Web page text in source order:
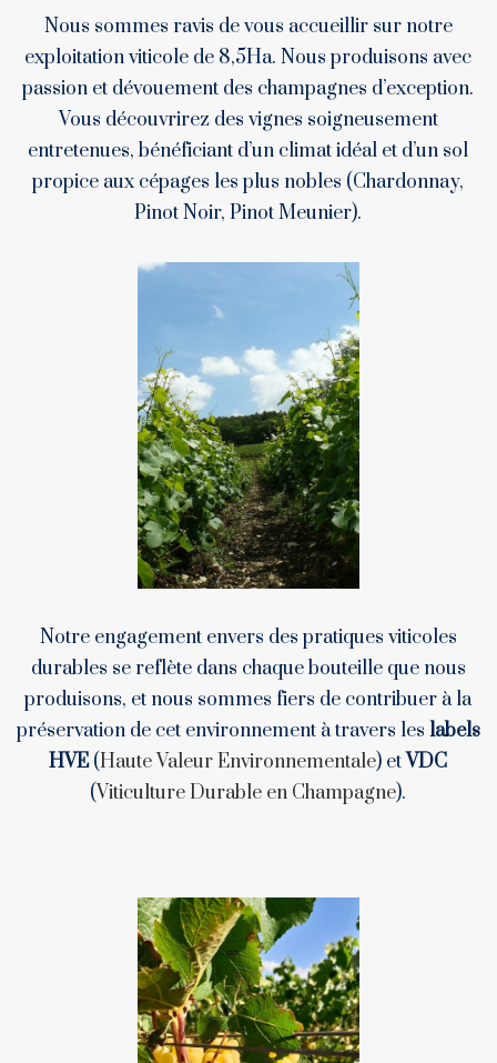
Nous sommes ravis de vous accueillir sur notre
exploitation viticole de 8,5Ha. Nous produisons avec
passion et dévouement des champagnes d’exception.
Vous découvrirez des vignes soigneusement
entretenues, bénéficiant d’un climat idéal et d’un sol
propice aux cépages les plus nobles (Chardonnay,
Pinot Noir, Pinot Meunier).
Notre engagement envers des pratiques viticoles
durables se reflète dans chaque bouteille que nous
produisons, et nous sommes fiers de contribuer à la
préservation de cet environnement à travers les labels
HVE(Haute Valeur Environnementale) et VDC
(Viticulture Durable en Champagne).